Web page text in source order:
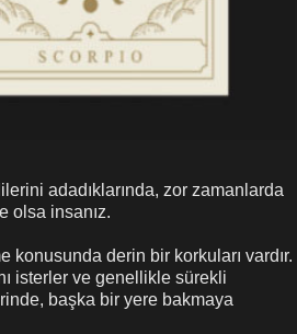
adadıklarında, zor zamanlarda
olsa insanız.
konusunda derin bir korkuları vardır.
isterler ve genellikle sürekli
başka bir yere bakmaya